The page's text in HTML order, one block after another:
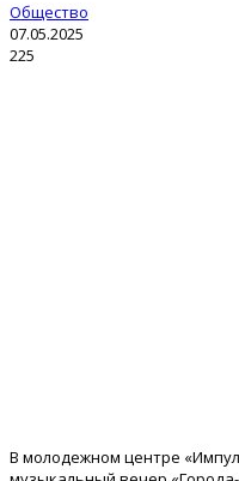
Общество
07.05.2025
225
В молодежном центре